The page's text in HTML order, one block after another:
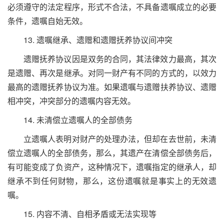
必须遵守的法定程序，形式不合法，不具备遗嘱成立的必要
条件，遗嘱自始无效。
13. 遗嘱继承、遗赠和遗赠抚养协议间冲突
遗赠抚养协议因是双务的合同，其法律效力最高，其次
是遗赠、再次是继承。对同一财产有不同的方式的，以效力
最高的遗赠抚养协议为准。如果遗嘱与遗赠扶养协议、遗赠
相冲突，冲突部分的遗嘱内容无效。
14. 未清偿立遗嘱人的全部债务
立遗嘱人表明对财产的处理办法，但却在去世前，未清
偿立遗嘱人的全部债务，那么，其遗产在清偿全部债务后，
有可能变成了负资产，这种情况下，遗嘱指定的继承人，却
继承不到任何财物，那么，这份遗嘱就是事实上的无效遗
嘱。
15. 内容不清、自相矛盾或无法实现等